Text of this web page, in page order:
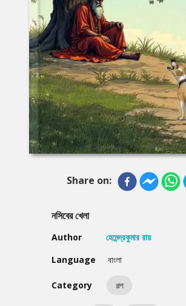
Share on:
নসিবের খেলা
Author
হেমেন্দ্রকুমার রায়
Language
বাংলা
Category গল্প